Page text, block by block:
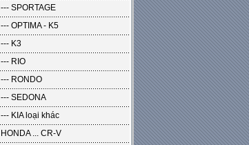
--- SPORTAGE
--- OPTIMA - K5
--- K3
--- RIO
--- RONDO
--- SEDONA
--- KIA loại khác
HONDA ... CR-V